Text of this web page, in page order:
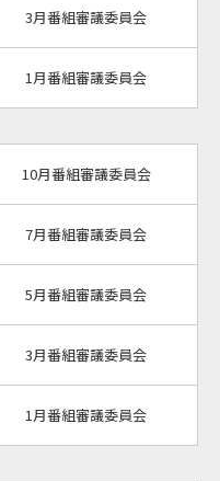
3月番組審議委員会
1月番組審議委員会
10月番組審議委員会
7月番組審議委員会
5月番組審議委員会
3月番組審議委員会
1月番組審議委員会